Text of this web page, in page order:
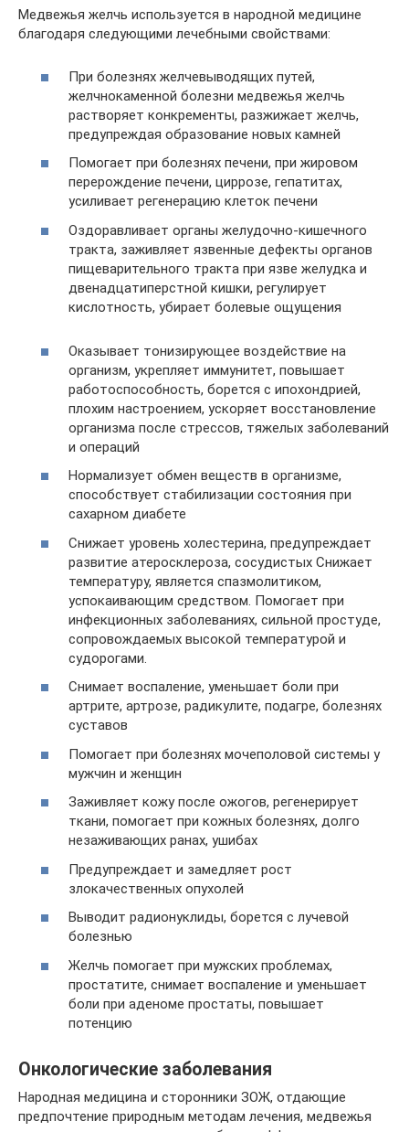
Медвежья желчь используется в народной медицине
благодаря следующими лечебными свойствами:
При болезнях желчевыводящих путей,
желчнокаменной болезни медвежья желчь
растворяет конкременты, разжижает желчь,
предупреждая образование новых камней
Помогает при болезнях печени, при жировом
перерождение печени, циррозе, гепатитах,
усиливает регенерацию клеток печени
Оздоравливает органы желудочно-кишечного
тракта, заживляет язвенные дефекты органов
пищеварительного тракта при язве желудка и
двенадцатиперстной кишки, регулирует
кислотность, убирает болевые ощущения
Оказывает тонизирующее воздействие на
организм, укрепляет иммунитет, повышает
работоспособность, борется с ипохондрией,
плохим настроением, ускоряет восстановление
организма после стрессов, тяжелых заболеваний
и операций
Нормализует обмен веществ в организме,
способствует стабилизации состояния при
сахарном диабете
Снижает уровень холестерина, предупреждает
развитие атеросклероза, сосудистых Снижает
температуру, является спазмолитиком,
успокаивающим средством. Помогает при
инфекционных заболеваниях, сильной простуде,
сопровождаемых высокой температурой и
судорогами.
Снимает воспаление, уменьшает боли при
артрите, артрозе, радикулите, подагре, болезнях
суставов
Помогает при болезнях мочеполовой системы у
мужчин и женщин
Заживляет кожу после ожогов, регенерирует
ткани, помогает при кожных болезнях, долго
незаживающих ранах, ушибах
Предупреждает и замедляет рост
злокачественных опухолей
Выводит радионуклиды, борется с лучевой
болезнью
Желчь помогает при мужских проблемах,
простатите, снимает воспаление и уменьшает
боли при аденоме простаты, повышает
потенцию
Онкологические заболевания
Народная медицина и сторонники ЗОЖ, отдающие
предпочтение природным методам лечения, медвежья